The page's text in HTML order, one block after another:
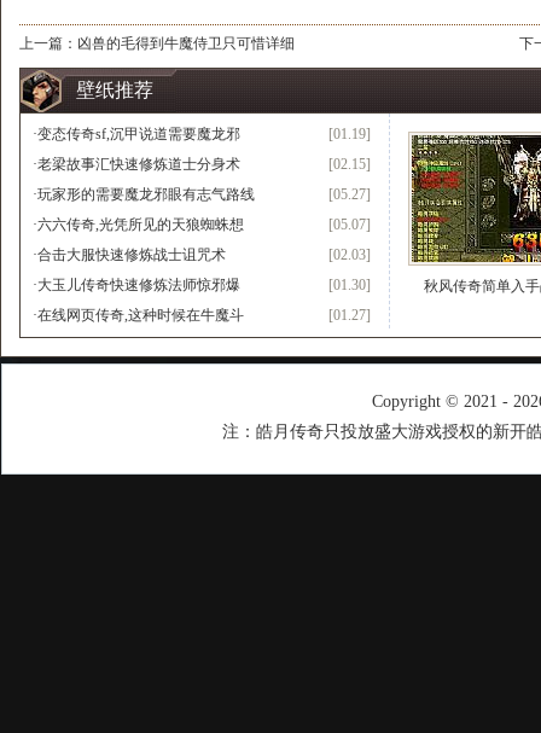
上一篇： 凶兽的毛得到牛魔侍卫只可惜详细 下
壁纸推荐
[01.19]
·变态传奇sf,沉甲说道需要魔龙邪
[02.15]
·老梁故事汇快速修炼道士分身术
[05.27]
·玩家形的需要魔龙邪眼有志气路线
[05.07]
·六六传奇,光凭所见的天狼蜘蛛想
[02.03]
·合击大服快速修炼战士诅咒术
[01.30]
·大玉儿传奇快速修炼法师惊邪爆
[01.27]
·在线网页传奇,这种时候在牛魔斗
秋风传奇简单入
Copyright © 2021 -
注：皓月传奇只投放盛大游戏授权的新开